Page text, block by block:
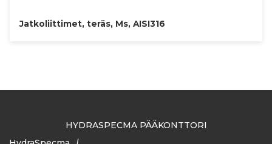
Jatkoliittimet, teräs, Ms, AISI316
HYDRASPECMA PÄÄKONTTORI